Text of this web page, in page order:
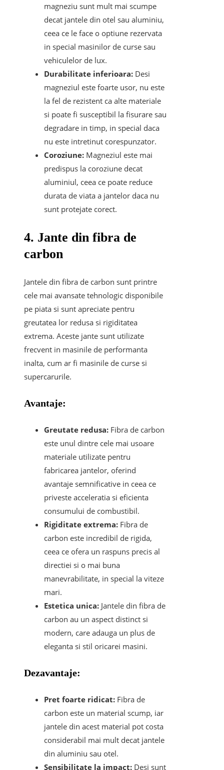
magneziu sunt mult mai scumpe
decat jantele din otel sau aluminiu,
ceea ce le face o optiune rezervata
in special masinilor de curse sau
vehiculelor de lux.
Durabilitate inferioara: Desi
magneziul este foarte usor, nu este
la fel de rezistent ca alte materiale
si poate fi susceptibil la fisurare sau
degradare in timp, in special daca
nu este intretinut corespunzator.
Coroziune: Magneziul este mai
predispus la coroziune decat
aluminiul, ceea ce poate reduce
durata de viata a jantelor daca nu
sunt protejate corect.
4. Jante din fibra de
carbon
Jantele din fibra de carbon sunt printre
cele mai avansate tehnologic disponibile
pe piata si sunt apreciate pentru
greutatea lor redusa si rigiditatea
extrema. Aceste jante sunt utilizate
frecvent in masinile de performanta
inalta, cum ar fi masinile de curse si
supercarurile.
Avantaje:
Greutate redusa: Fibra de carbon
este unul dintre cele mai usoare
materiale utilizate pentru
fabricarea jantelor, oferind
avantaje semnificative in ceea ce
priveste acceleratia si eficienta
consumului de combustibil.
Rigiditate extrema: Fibra de
carbon este incredibil de rigida,
ceea ce ofera un raspuns precis al
directiei si o mai buna
manevrabilitate, in special la viteze
mari.
Estetica unica: Jantele din fibra de
carbon au un aspect distinct si
modern, care adauga un plus de
eleganta si stil oricarei masini.
Dezavantaje:
Pret foarte ridicat: Fibra de
carbon este un material scump, iar
jantele din acest material pot costa
considerabil mai mult decat jantele
din aluminiu sau otel.
Sensibilitate la impact: Desi sunt